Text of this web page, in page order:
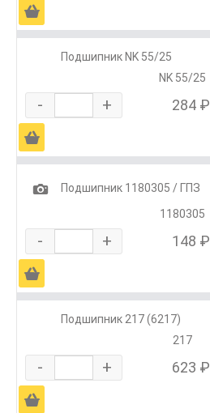
Ä
Подшипник NK 55/25
NK 55/25
- + 284 ₽
Ä
1
Подшипник 1180305 / ГПЗ
1180305
- + 148 ₽
Ä
Подшипник 217 (6217)
217
- + 623 ₽
Ä